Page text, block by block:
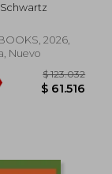
2026,
Nuevo